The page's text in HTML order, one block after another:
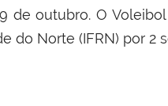
de outubro. O
do Norte (IFRN) por 2